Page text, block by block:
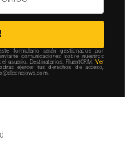
formulario serán gestionados por
comunicaciones sobre nuestros
usuario. Destinatarios: FluentCRM. Ver
ejercer tus derechos de acceso,